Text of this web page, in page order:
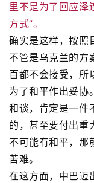
里不是为了回应泽
方式”。
确实是这样，按照
不管是乌克兰的方
百都不会接受，所
为了和平作出妥协。
和谈，肯定是一件
的，甚至要付出重
不可能有和平，那
苦难。
在这方面，中巴迈